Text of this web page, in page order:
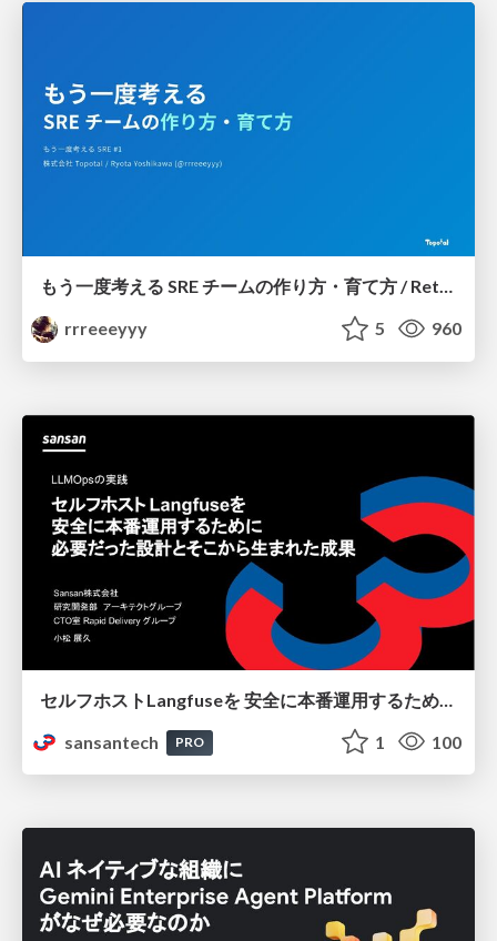
もう一度考える SRE チームの作り方・育て方 / Rethinking SRE #1: Building and Growing SRE Teams
rrreeeyyy
5 960
sansantech
PRO 1 100